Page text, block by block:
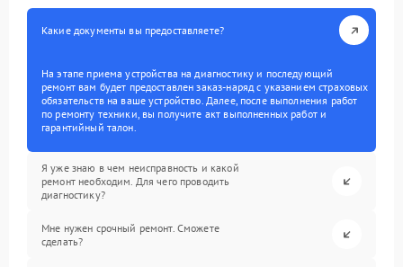
Какие документы вы предоставляете?
На этапе приема устройства на диагностику и последующий
ремонт вам будет предоставлен заказ-наряд с указанием страховых
обязательств на ваше устройство. Далее, после выполнения работ
по ремонту техники, вы получите акт выполненных работ и
гарантийный талон.
Я уже знаю в чем неисправность и какой
ремонт необходим. Для чего проводить
диагностику?
Мне нужен срочный ремонт. Сможете
сделать?